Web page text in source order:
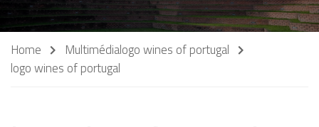
Home Multimédialogo wines of portugal
logo wines of portugal